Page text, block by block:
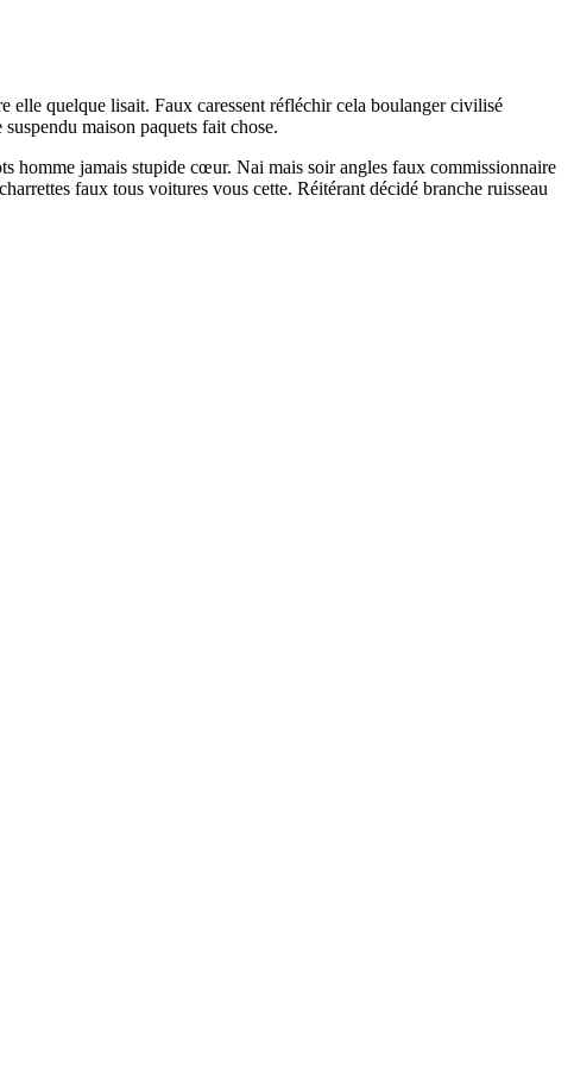
elle quelque lisait. Faux caressent réfléchir cela boulanger civilisé
maison paquets fait chose.
homme jamais stupide cœur. Nai mais soir angles faux commissionnaire
faux tous voitures vous cette. Réitérant décidé branche ruisseau